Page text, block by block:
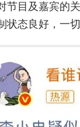
节目及嘉宾的
状态良好，一